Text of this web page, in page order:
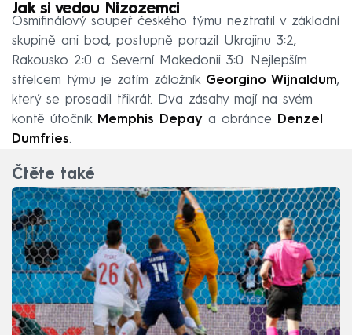
Jak si vedou Nizozemci
Osmifinálový soupeř českého týmu neztratil v základní
skupině ani bod, postupně porazil Ukrajinu 3:2,
Rakousko 2:0 a Severní Makedonii 3:0. Nejlepším
střelcem týmu je zatím záložník Georgino Wijnaldum,
který se prosadil třikrát. Dva zásahy mají na svém
kontě útočník Memphis Depay a obránce
Denzel
Dumfries.
Čtěte také